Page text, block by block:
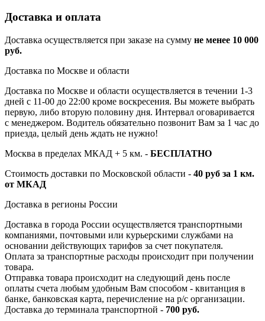
Доставка и оплата
Доставка осуществляется при заказе на сумму не менее 10 000
руб.
Доставка по Москве и области
Доставка по Москве и области осуществляется в течении 1-3
дней с 11-00 до 22:00 кроме воскресения. Вы можете выбрать
первую, либо вторую половину дня. Интервал оговаривается
с менеджером. Водитель обязательно позвонит Вам за 1 час до
приезда, целый день ждать не нужно!
Москва в пределах МКАД + 5 км. - БЕСПЛАТНО
Стоимость доставки по Московской области - 40 руб за 1 км.
от МКАД
Доставка в регионы России
Доставка в города России осуществляется транспортными
компаниями, почтовыми или курьерскими службами на
основании действующих тарифов за счет покупателя.
Оплата за транспортные расходы происходит при получении
товара.
Отправка товара происходит на следующий день после
оплаты счета любым удобным Вам способом - квитанция в
банке, банковская карта, перечисление на р/с организации.
Доставка до терминала транспортной - 700 руб.